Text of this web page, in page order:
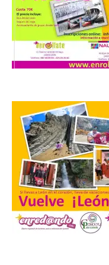
con el trío de
afianzar a
como
astroturismo
8 Ago 2026
uno
de
natural que
actividades de
el año. La Dirección
ha puesto en marcha
relacionadas […]
Cabárceno